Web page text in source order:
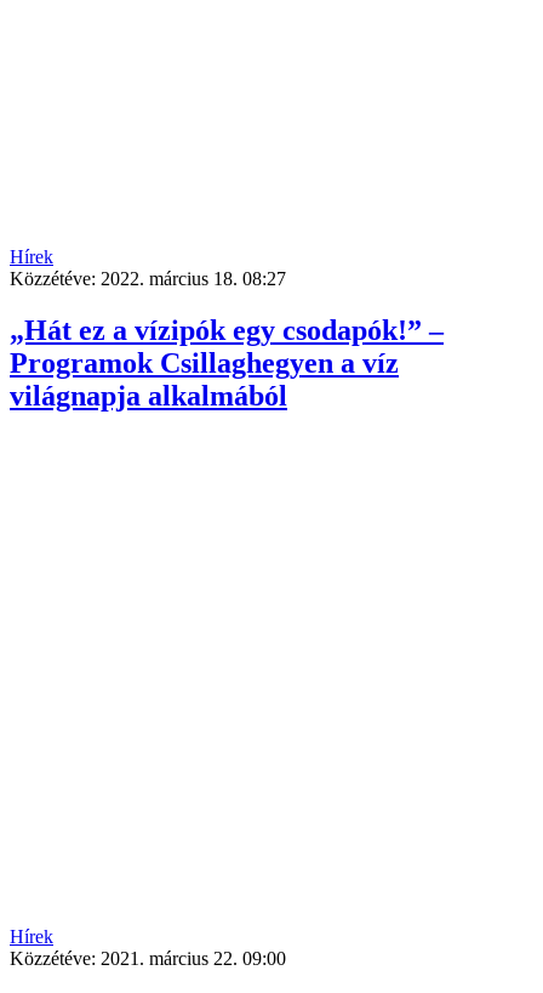
Hírek
Közzétéve: 2022. március 18. 08:27
„Hát ez a vízipók egy csodapók!” –
Programok Csillaghegyen a víz
világnapja alkalmából
Hírek
Közzétéve: 2021. március 22. 09:00